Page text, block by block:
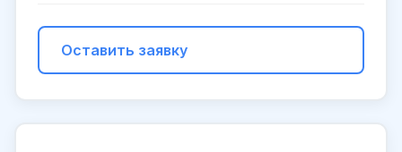
Оставить заявку